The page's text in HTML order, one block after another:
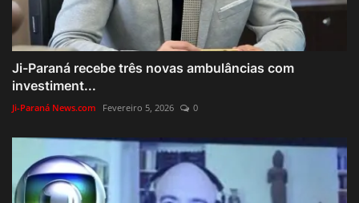
Ji-Paraná recebe três novas ambulâncias com
investiment...
Ji-Paraná News.com Fevereiro 5, 2026 0